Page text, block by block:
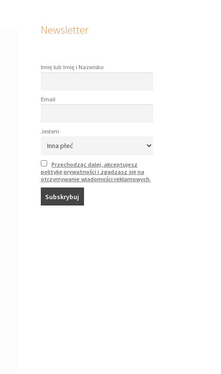
Newsletter
Imię lub Imię i Nazwisko
Email
Jestem
Przechodząc dalej, akceptujesz
politykę prywatności i zgadzasz się na
otrzymywanie wiadomości reklamowych.